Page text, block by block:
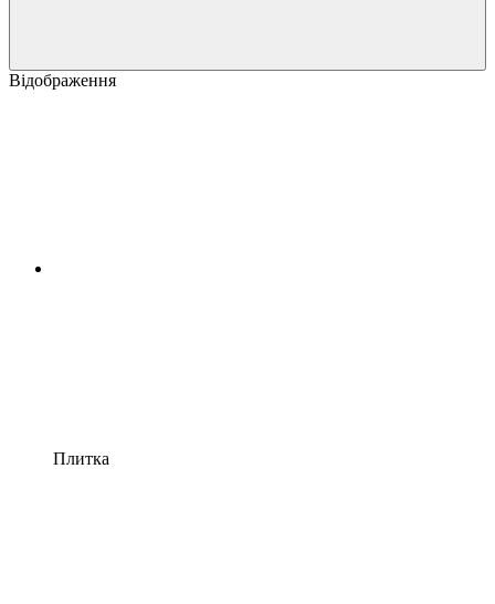
Відображення
Плитка